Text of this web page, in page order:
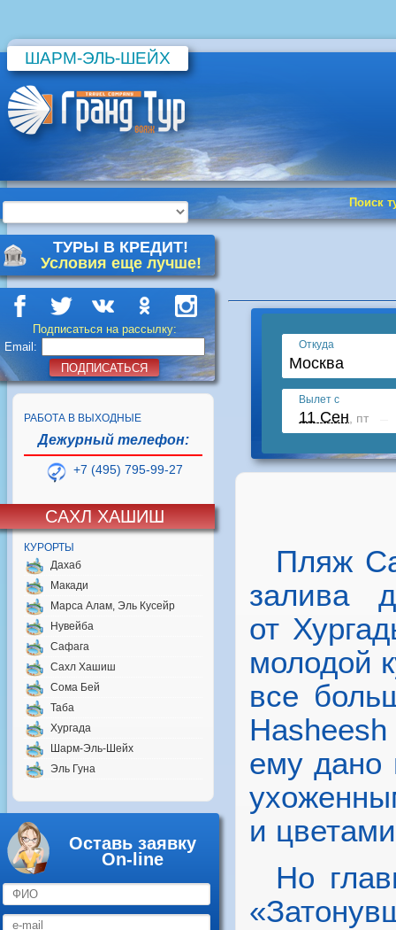
ШАРМ-ЭЛЬ-ШЕЙХ
Поиск
ТУРЫ В КРЕДИТ!
Условия еще лучше!
Подписаться на рассылку:
Email:
ПОДПИСАТЬСЯ
РАБОТА В ВЫХОДНЫЕ
Дежурный телефон:
+7 (495) 795-99-27
САХЛ ХАШИШ
КУРОРТЫ
Дахаб
Макади
Марса Алам, Эль Кусейр
Нувейба
Сафага
Сахл Хашиш
Сома Бей
Таба
Хургада
Шарм-Эль-Шейх
Эль Гуна
Оставь заявку
On-line
Пляж
залива
от
молодой
все
ему дано
и
Но